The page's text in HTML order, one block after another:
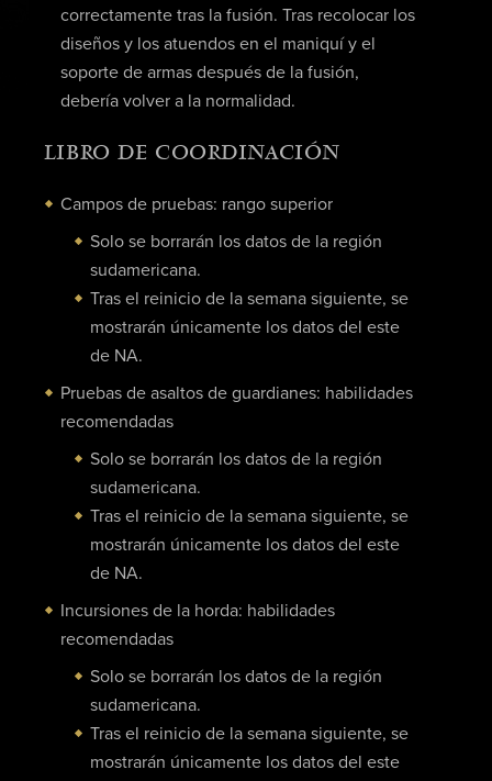
correctamente tras la fusión. Tras recolocar los
diseños y los atuendos en el maniquí y el
soporte de armas después de la fusión,
debería volver a la normalidad.
LIBRO DE COORDINACIÓN
Campos de pruebas: rango superior
Solo se borrarán los datos de la región
sudamericana.
Tras el reinicio de la semana siguiente, se
mostrarán únicamente los datos del este
de NA.
Pruebas de asaltos de guardianes: habilidades
recomendadas
Solo se borrarán los datos de la región
sudamericana.
Tras el reinicio de la semana siguiente, se
mostrarán únicamente los datos del este
de NA.
Incursiones de la horda: habilidades
recomendadas
Solo se borrarán los datos de la región
sudamericana.
Tras el reinicio de la semana siguiente, se
mostrarán únicamente los datos del este